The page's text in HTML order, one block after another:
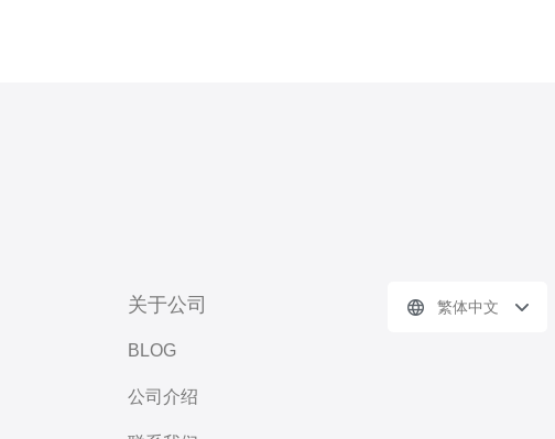
关于公司
BLOG
公司介绍
繁体中文